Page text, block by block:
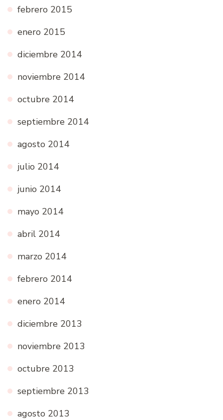
febrero 2015
enero 2015
diciembre 2014
noviembre 2014
octubre 2014
septiembre 2014
agosto 2014
julio 2014
junio 2014
mayo 2014
abril 2014
marzo 2014
febrero 2014
enero 2014
diciembre 2013
noviembre 2013
octubre 2013
septiembre 2013
agosto 2013